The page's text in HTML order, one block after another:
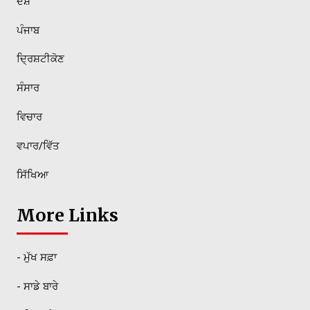
ਪੰਜਾਬ
ਦ੍ਰਿਸ਼ਟੀਕੋਣ
ਸੰਸਾਰ
ਵਿਚਾਰ
ਵਪਾਰ/ਵਿੱਤ
ਸਿੱਖਿਆ
More Links
- ਮੁੱਖ ਸਫ਼ਾ
- ਸਾਡੇ ਬਾਰੇ